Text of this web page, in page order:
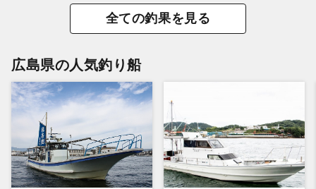
全ての釣果を見る
広島県の人気釣り船